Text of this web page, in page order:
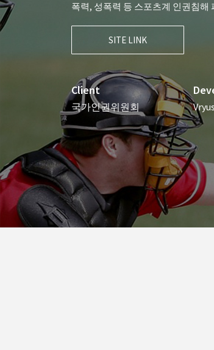
폭력, 성폭력 등 스포츠계 인권침해
SITE LINK
Client
국가인권위원회 Vryus